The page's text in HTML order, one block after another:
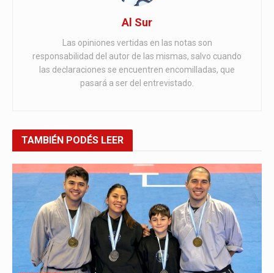
Al Sur
Las opiniones vertidas en las notas son
responsabilidad del autor de las mismas, salvo cuando
las declaraciones se encuentren encomilladas, que
pasará a ser del entrevistado.
TAMBIÉN PODÉS LEER